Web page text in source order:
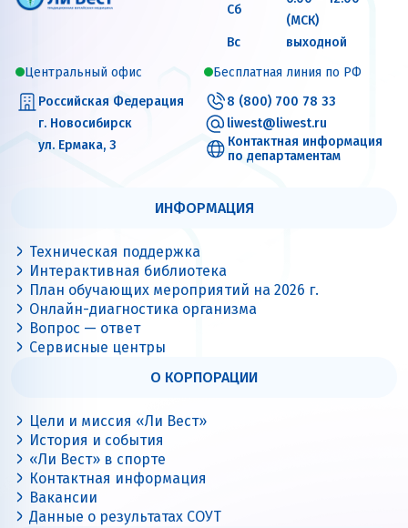
Сб
(МСК)
Вс
выходной
Центральный офис
Российская Федерация
г. Новосибирск
ул. Ермака, 3
Бесплатная линия по РФ
8 (800) 700 78 33
liwest@liwest.ru
Контактная информация
по департаментам
ИНФОРМАЦИЯ
Техническая поддержка
Интерактивная библиотека
План обучающих мероприятий на 2026 г.
Онлайн-диагностика организма
Вопрос — ответ
Сервисные центры
О КОРПОРАЦИИ
Цели и миссия «Ли Вест»
История и события
«Ли Вест» в спорте
Контактная информация
Вакансии
Данные о результатах СОУТ